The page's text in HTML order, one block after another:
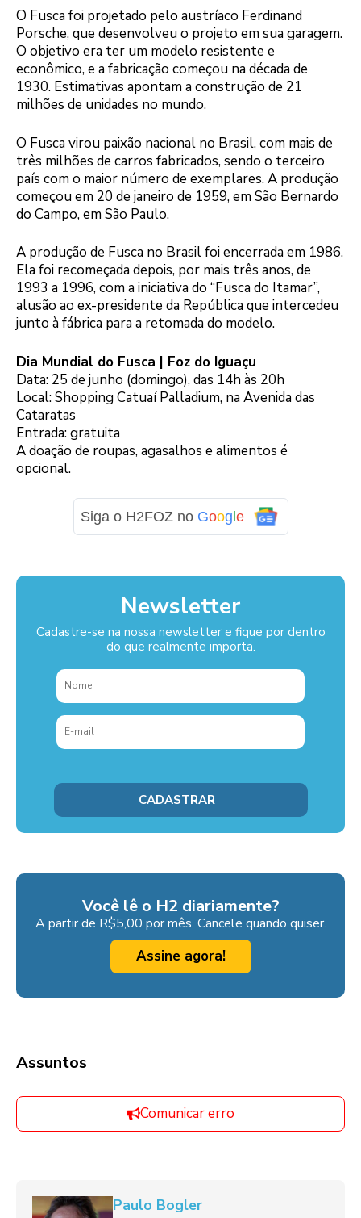
O Fusca foi projetado pelo austríaco Ferdinand
Porsche, que desenvolveu o projeto em sua garagem.
O objetivo era ter um modelo resistente e
econômico, e a fabricação começou na década de
1930. Estimativas apontam a construção de 21
milhões de unidades no mundo.
O Fusca virou paixão nacional no Brasil, com mais de
três milhões de carros fabricados, sendo o terceiro
país com o maior número de exemplares. A produção
começou em 20 de janeiro de 1959, em São Bernardo
do Campo, em São Paulo.
A produção de Fusca no Brasil foi encerrada em 1986.
Ela foi recomeçada depois, por mais três anos, de
1993 a 1996, com a iniciativa do “Fusca do Itamar”,
alusão ao ex-presidente da República que intercedeu
junto à fábrica para a retomada do modelo.
Dia Mundial do Fusca | Foz do Iguaçu
Data: 25 de junho (domingo), das 14h às 20h
Local: Shopping Catuaí Palladium, na Avenida das
Cataratas
Entrada: gratuita
A doação de roupas, agasalhos e alimentos é
opcional.
Siga o H2FOZ no Goog e
Newsletter
Cadastre-se na nossa newsletter e fique por dentro
do que realmente importa.
Você lê o H2 diariamente?
A partir de R$5,00 por mês. Cancele quando quiser.
Assine agora!
Assuntos
Comunicar erro
Paulo Bogler